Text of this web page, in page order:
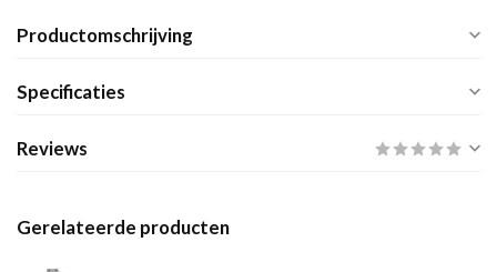
Productomschrijving
Specificaties
Reviews
Gerelateerde producten